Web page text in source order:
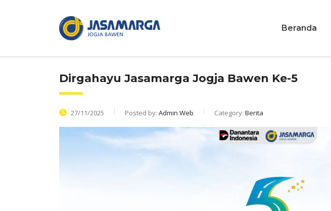
Beranda
Dirgahayu Jasamarga Jogja Bawen Ke-5
27/11/2025 Posted by: Admin Web Category: Berita